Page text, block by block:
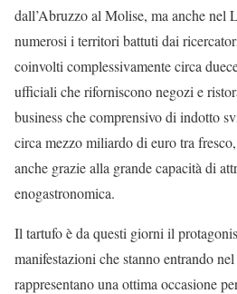
dall’Abruzzo al Molise, ma anche nel
numerosi i territori battuti dai
coinvolti complessivamente circa
ufficiali che riforniscono negozi e
business che comprensivo di indotto
circa mezzo miliardo di euro tra
anche grazie alla grande capacità di
enogastronomica.
Il tartufo è da questi giorni il
manifestazioni che stanno entrando
rappresentano una ottima occasione